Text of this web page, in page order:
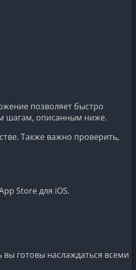
позволяет быстро
шагам, описанным ниже.
Также важно проверить,
Store для iOS.
готовы наслаждаться всеми